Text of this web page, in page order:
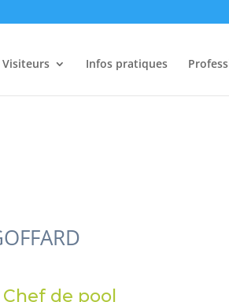
Infos pratiques
de pool